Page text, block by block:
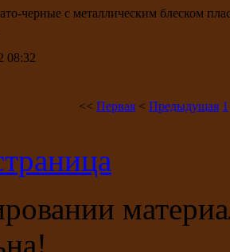
черные с металлическим блеском
08:32
<< Первая < Предыдущая 1